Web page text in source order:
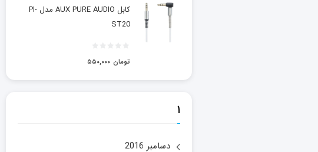
کابل AUX PURE AUDIO مدل PI-
ST20
۵۵۰,۰۰۰ تومان
۱
دسامبر 2016